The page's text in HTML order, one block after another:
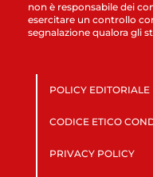
non è responsabile dei
esercitare un controllo
segnalazione qualora gli
POLICY EDITORIALE
CODICE ETICO
PRIVACY POLICY